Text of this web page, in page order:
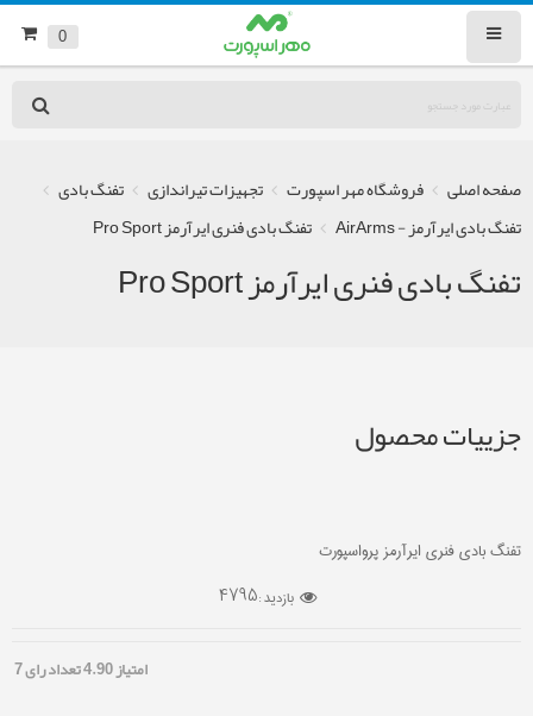
0
صفحه اصلی فروشگاه مهر اسپورت تجهیزات تیراندازی
تفنگ بادی
تفنگ بادی ایرآرمز - AirArms
تفنگ بادی فنری ایرآرمز Pro Sport
تفنگ بادی فنری ایرآرمز Pro Sport
جزییات محصول
تفنگ بادی فنری ایرآرمز پرواسپورت
بازدید :4795
امتیاز4.90تعداد رای7